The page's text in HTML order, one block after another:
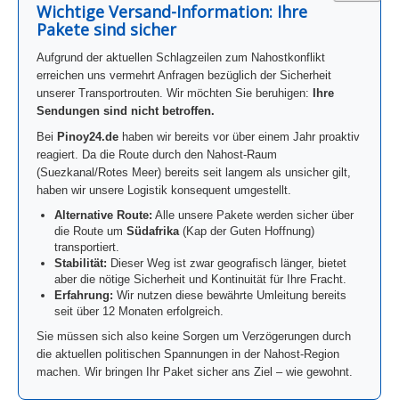
Wichtige Versand-Information: Ihre
Pakete sind sicher
Aufgrund der aktuellen Schlagzeilen zum Nahostkonflikt
erreichen uns vermehrt Anfragen bezüglich der Sicherheit
unserer Transportrouten. Wir möchten Sie beruhigen:
Ihre
Sendungen sind nicht betroffen.
Bei Pinoy24.de haben wir bereits vor über einem Jahr proaktiv
reagiert. Da die Route durch den Nahost-Raum
(Suezkanal/Rotes Meer) bereits seit langem als unsicher gilt,
haben wir unsere Logistik konsequent umgestellt.
Alternative Route: Alle unsere Pakete werden sicher über
die Route um Südafrika(Kap der Guten Hoffnung)
transportiert.
Stabilität: Dieser Weg ist zwar geografisch länger, bietet
aber die nötige Sicherheit und Kontinuität für Ihre Fracht.
Erfahrung: Wir nutzen diese bewährte Umleitung bereits
seit über 12 Monaten erfolgreich.
Sie müssen sich also keine Sorgen um Verzögerungen durch
die aktuellen politischen Spannungen in der Nahost-Region
machen. Wir bringen Ihr Paket sicher ans Ziel – wie gewohnt.